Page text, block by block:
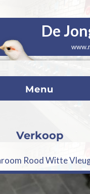
De
Menu
Verkoop
Rood Witte